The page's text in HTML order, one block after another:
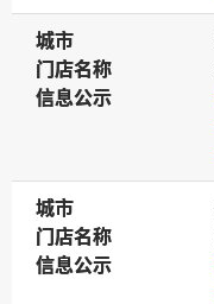
城市
城市
门店名称
门店名称
信息公示
信息公示
城市
城市
门店名称
门店名称
信息公示
信息公示